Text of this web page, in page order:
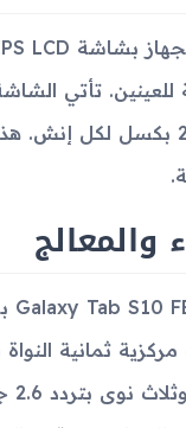
إلى 249 بكسل لكل
والمعالج